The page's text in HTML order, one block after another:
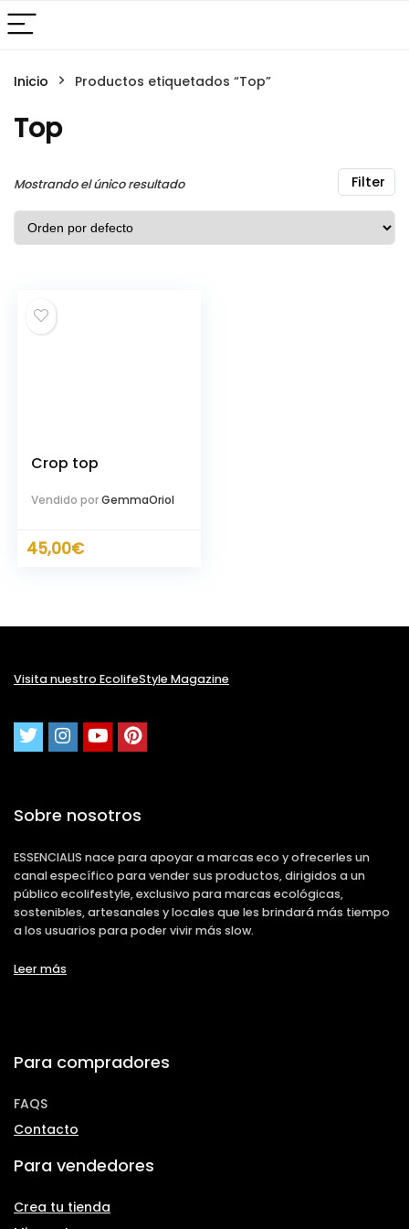
Inicio Productos etiquetados “Top”
Top
Filter
Mostrando el único resultado
Crop top
Vendido porGemmaOriol
45,00€
Visita nuestro EcolifeStyle Magazine
Sobre nosotros
ESSENCIALIS nace para apoyar a marcas eco y ofrecerles un
canal específico para vender sus productos, dirigidos a un
público ecolifestyle, exclusivo para marcas ecológicas,
sostenibles, artesanales y locales que les brindará más tiempo
a los usuarios para poder vivir más slow.
Leer más
Para compradores
FAQS
Contacto
Para vendedores
Crea tu tienda